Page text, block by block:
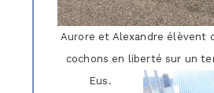
Aurore et Alexandre élèvent
cochons en liberté sur un
Eus.